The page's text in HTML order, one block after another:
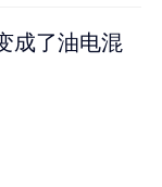
成了油电混